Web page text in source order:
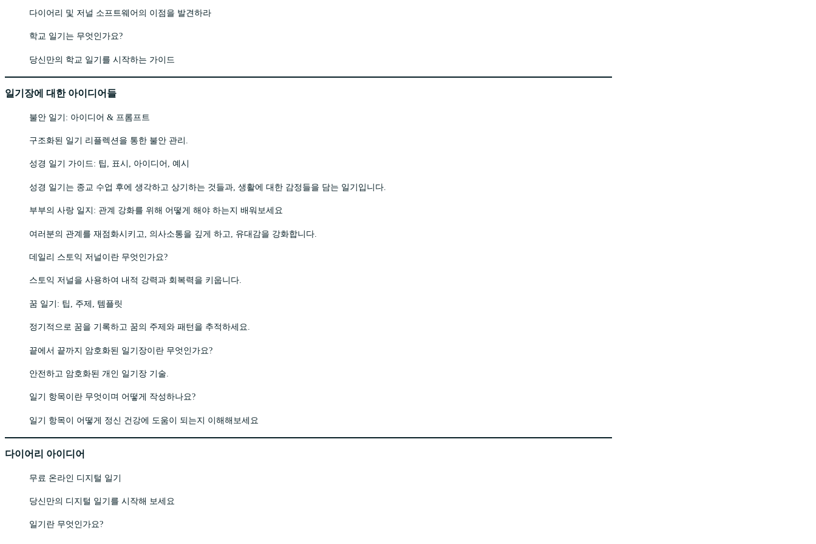
다이어리 및 저널 소프트웨어의 이점을 발견하라
학교 일기는 무엇인가요?
당신만의 학교 일기를 시작하는 가이드
일기장에 대한 아이디어들
불안 일기: 아이디어 & 프롬프트
구조화된 일기 리플렉션을 통한 불안 관리.
성경 일기 가이드: 팁, 표시, 아이디어, 예시
성경 일기는 종교 수업 후에 생각하고 상기하는 것들과, 생활에 대한 감정들을 담는 일기입니다.
부부의 사랑 일지: 관계 강화를 위해 어떻게 해야 하는지 배워보세요
여러분의 관계를 재점화시키고, 의사소통을 깊게 하고, 유대감을 강화합니다.
데일리 스토익 저널이란 무엇인가요?
스토익 저널을 사용하여 내적 강력과 회복력을 키웁니다.
꿈 일기: 팁, 주제, 템플릿
정기적으로 꿈을 기록하고 꿈의 주제와 패턴을 추적하세요.
끝에서 끝까지 암호화된 일기장이란 무엇인가요?
안전하고 암호화된 개인 일기장 기술.
일기 항목이란 무엇이며 어떻게 작성하나요?
일기 항목이 어떻게 정신 건강에 도움이 되는지 이해해보세요
다이어리 아이디어
무료 온라인 디지털 일기
당신만의 디지털 일기를 시작해 보세요
일기란 무엇인가요?